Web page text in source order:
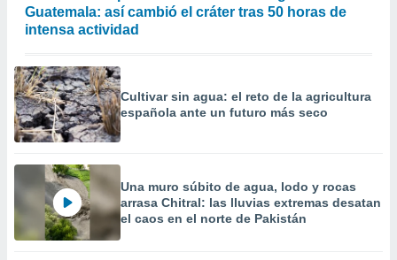
Guatemala: así cambió el cráter tras 50 horas de
intensa actividad
Cultivar sin agua: el reto de la agricultura
española ante un futuro más seco
Una muro súbito de agua, lodo y rocas
arrasa Chitral: las lluvias extremas desatan
el caos en el norte de Pakistán